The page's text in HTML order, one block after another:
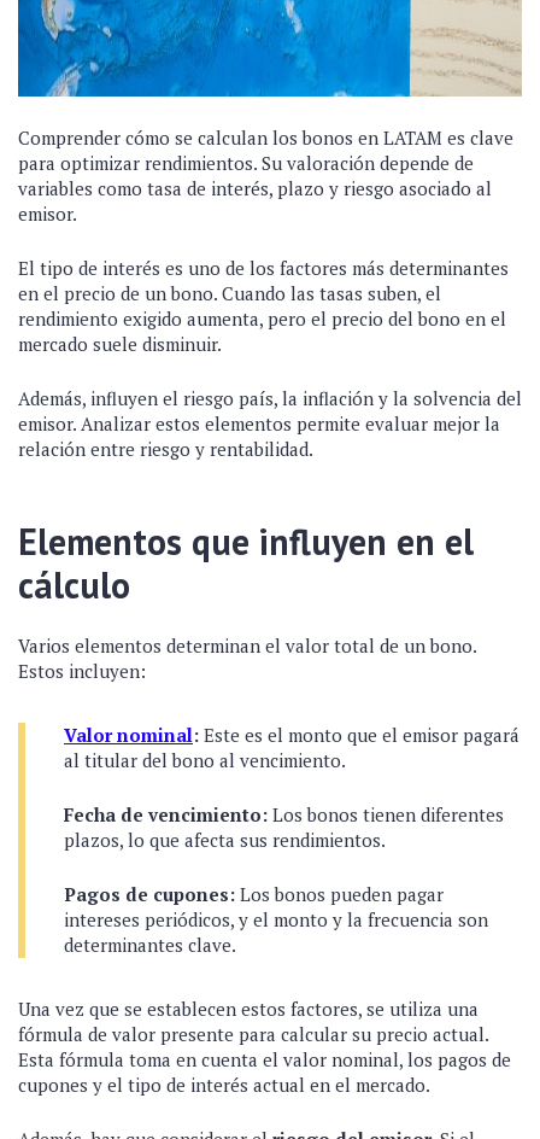
Comprender cómo se calculan los bonos en LATAM es clave
para optimizar rendimientos. Su valoración depende de
variables como tasa de interés, plazo y riesgo asociado al
emisor.
El tipo de interés es uno de los factores más determinantes
en el precio de un bono. Cuando las tasas suben, el
rendimiento exigido aumenta, pero el precio del bono en el
mercado suele disminuir.
Además, influyen el riesgo país, la inflación y la solvencia del
emisor. Analizar estos elementos permite evaluar mejor la
relación entre riesgo y rentabilidad.
Elementos que influyen en el
cálculo
Varios elementos determinan el valor total de un bono.
Estos incluyen:
Valor nominal: Este es el monto que el emisor pagará
al titular del bono al vencimiento.
Fecha de vencimiento: Los bonos tienen diferentes
plazos, lo que afecta sus rendimientos.
Pagos de cupones: Los bonos pueden pagar
intereses periódicos, y el monto y la frecuencia son
determinantes clave.
Una vez que se establecen estos factores, se utiliza una
fórmula de valor presente para calcular su precio actual.
Esta fórmula toma en cuenta el valor nominal, los pagos de
cupones y el tipo de interés actual en el mercado.